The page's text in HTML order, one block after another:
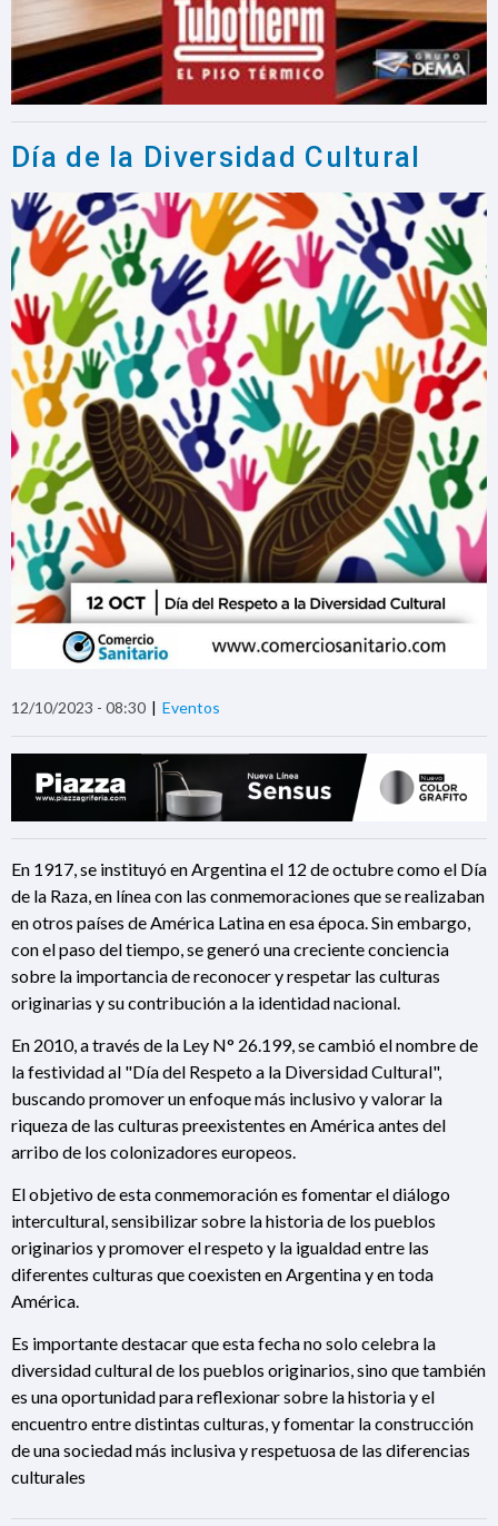
Día de la Diversidad Cultural
12/10/2023 - 08:30 Eventos
En 1917, se instituyó en Argentina el 12 de octubre como el Día
de la Raza, en línea con las conmemoraciones que se realizaban
en otros países de América Latina en esa época. Sin embargo,
con el paso del tiempo, se generó una creciente conciencia
sobre la importancia de reconocer y respetar las culturas
originarias y su contribución a la identidad nacional.
En 2010, a través de la Ley N° 26.199, se cambió el nombre de
la festividad al "Día del Respeto a la Diversidad Cultural",
buscando promover un enfoque más inclusivo y valorar la
riqueza de las culturas preexistentes en América antes del
arribo de los colonizadores europeos.
El objetivo de esta conmemoración es fomentar el diálogo
intercultural, sensibilizar sobre la historia de los pueblos
originarios y promover el respeto y la igualdad entre las
diferentes culturas que coexisten en Argentina y en toda
América.
Es importante destacar que esta fecha no solo celebra la
diversidad cultural de los pueblos originarios, sino que también
es una oportunidad para reflexionar sobre la historia y el
encuentro entre distintas culturas, y fomentar la construcción
de una sociedad más inclusiva y respetuosa de las diferencias
culturales